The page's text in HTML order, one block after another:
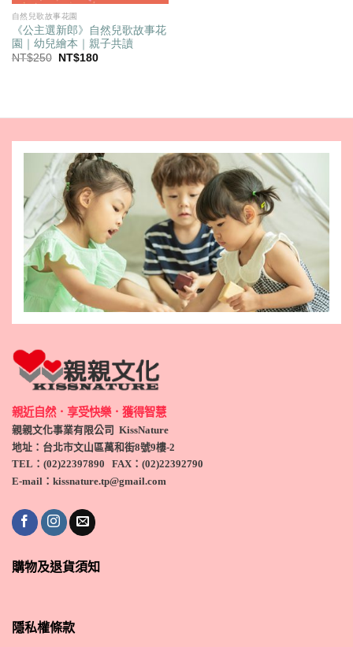
自然兒歌故事花園
《公主選新郎》自然兒歌故事花
園｜幼兒繪本｜親子共讀
NT$250
原
NT$180目
親近自然．享受快樂．獲得智慧
親親文化事業有限公司 KissNature
地址：台北市文山區萬和街8號9樓-2
TEL ：(02)22397890 FAX：(02)22392790
E-mail：kissnature.tp@gmail.com
購物及退貨須知
隱私權條款